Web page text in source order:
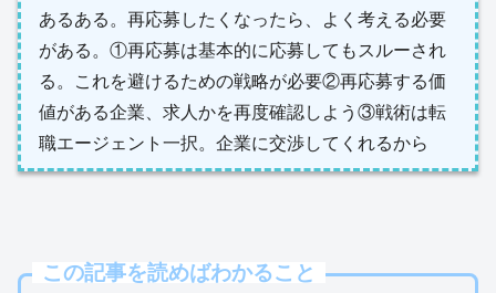
あるある。再応募したくなったら、よく考える必要
がある。①再応募は基本的に応募してもスルーされ
る。これを避けるための戦略が必要②再応募する価
値がある企業、求人かを再度確認しよう③戦術は転
職エージェント一択。企業に交渉してくれるから
この記事を読めばわかること